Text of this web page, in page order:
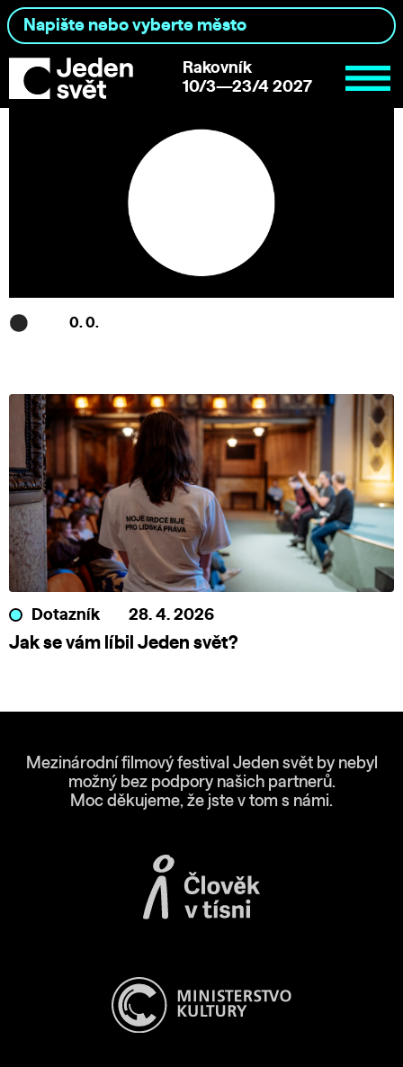
Rakovník
10/3—23/4 2027
0. 0.
Dotazník 28. 4. 2026
Jak se vám líbil Jeden svět?
Mezinárodní filmový festival Jeden svět by nebyl
možný bez podpory našich partnerů.
Moc děkujeme, že jste v tom s námi.